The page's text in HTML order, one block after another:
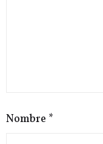
Nombre *